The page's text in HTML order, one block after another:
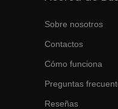
Sobre nosotros
Contactos
Cómo funciona
Preguntas
Reseñas